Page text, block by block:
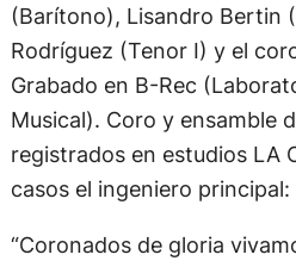
(Barítono), Lisandro Bertin
Rodríguez (Tenor I) y el
Grabado en B-Rec
Musical). Coro y ensamble
registrados en estudios LA
casos el ingeniero
“Coronados de gloria